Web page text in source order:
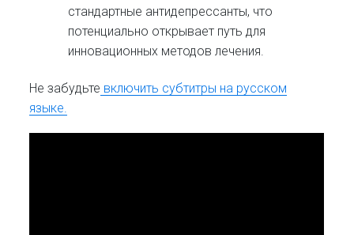
стандартные антидепрессанты, что
потенциально открывает путь для
инновационных методов лечения.
Не забудьте включить субтитры на русском
языке.